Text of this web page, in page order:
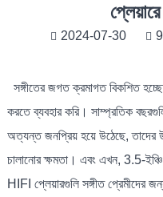
2024-07-30 9
সঙ্গীতের জগত ক্রমাগত বিকশিত
করতে ব্যবহার করি। সাম্প্রতিক
অত্যন্ত জনপ্রিয় হয়ে উঠেছে, তাদের
চালানোর ক্ষমতা। এবং এখন, 3.5-ইঞ্চি
HIFI প্লেয়ারগুলি সঙ্গীত প্রেমীদের